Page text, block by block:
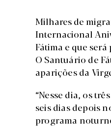
Milhares de
Internacional
Fátima e que
O Santuário de
aparições da
“Nesse dia, os
seis dias depois
programa